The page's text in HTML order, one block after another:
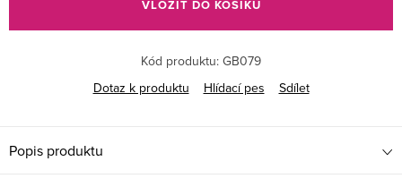
VLOŽIT DO KOŠÍKU
Kód produktu: GB079
Dotaz k produktu
Hlídací pes Sdílet
Popis produktu